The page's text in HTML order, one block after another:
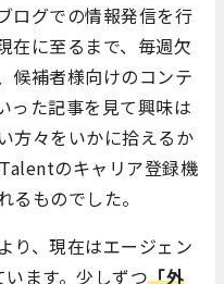
ログでの情報発信を行
在に至るまで、毎週欠
候補者様向けのコンテ
った記事を見て興味は
方々をいかに拾えるか
のキャリア登録機
ものでした。
り、現在はエージェン
ます。少しずつ「外